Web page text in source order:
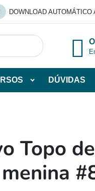
DOWNLOAD
DÚVIDAS
Topo